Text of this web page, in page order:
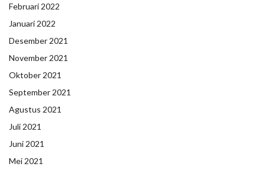
Februari 2022
Januari 2022
Desember 2021
November 2021
Oktober 2021
September 2021
Agustus 2021
Juli 2021
Juni 2021
Mei 2021